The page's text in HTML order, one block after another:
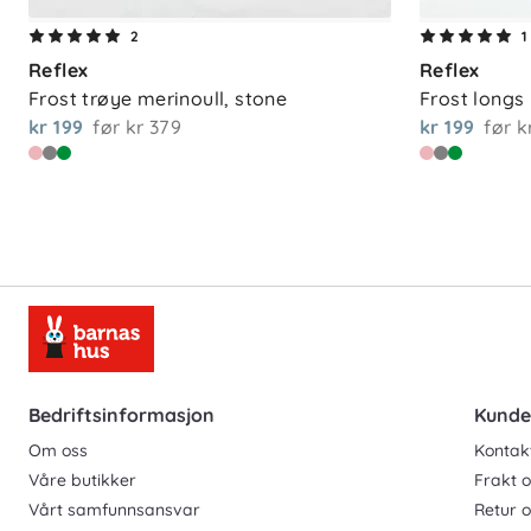
Vedlikehold
Maskinvask 30 °C, ullprogram med
plagget og miljøet anbefales det å
tørkes bort med en fuktig klut, og
2
Reflex
Frost trøye merinoull, stone
kr 199 før kr 379
1
Reflex
Frost
kr 199 før
Bedriftsinformasjon
Om oss
Våre butikker
Vårt samfunnsansvar
Frakt
Retur